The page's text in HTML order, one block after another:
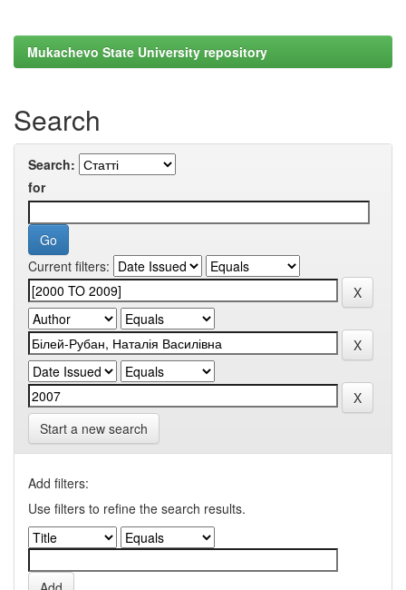
Mukachevo State University repository
Search
Search:
for
Current filters:
Start a new search
Add filters:
Use filters to refine the search results.